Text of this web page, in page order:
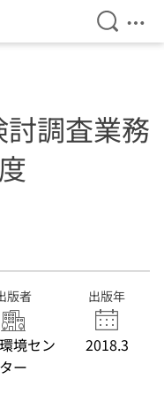
検索を
メ
調査業務
版者
境セン
ター
出版年
2018.3